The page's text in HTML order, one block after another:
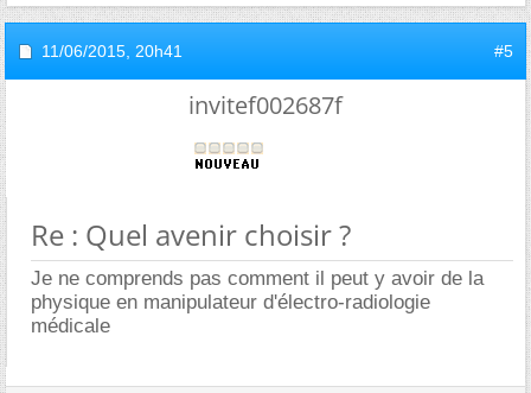
11/06/2015, 20h41 #5
invitef002687f
Re : Quel avenir choisir ?
Je ne comprends pas comment il peut y avoir de la
physique en manipulateur d'électro-radiologie
médicale